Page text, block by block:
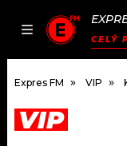
CELÝ
DOMŮ
Expres FM VIP
VIP